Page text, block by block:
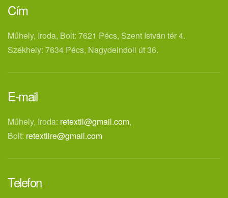
Cím
Műhely, Iroda, Bolt: 7621 Pécs, Szent István tér 4.
Székhely: 7634 Pécs, Nagydeindoli út 36.
E-mail
Műhely, Iroda: retextil@gmail.com,
Bolt: retextilre@gmail.com
Telefon